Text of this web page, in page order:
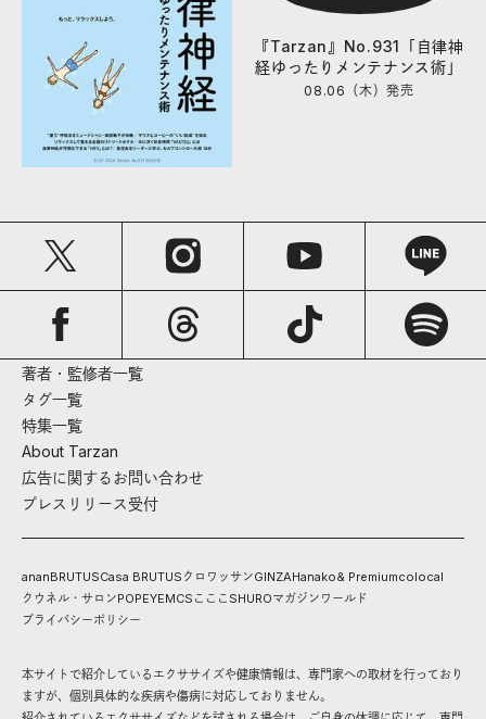
『Tarzan』No.931「自律神
経ゆったりメンテナンス術」
08.06（木）発売
著者・監修者一覧
タグ一覧
特集一覧
About Tarzan
広告に関するお問い合わせ
プレスリリース受付
ananBRUTUSCasa BRUTUS クロワッサンGINZAHanako& Premiumcolocal
クウネル・サロンPOPEYEMCS こここ SHUROマガジンワールド
プライバシーポリシー
本サイトで紹介しているエクササイズや健康情報は、専門家への取材を行っており
ますが、個別具体的な疾病や傷病に対応しておりません。